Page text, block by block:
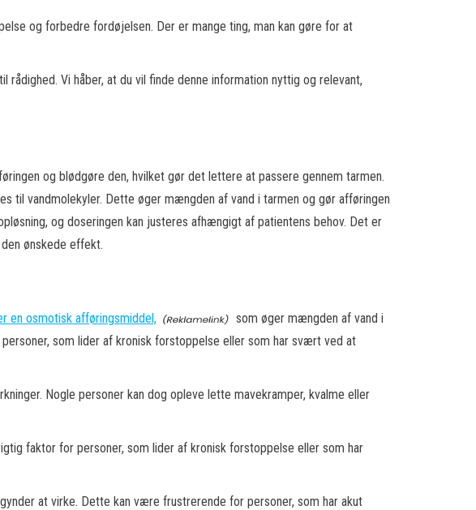
og forbedre fordøjelsen. Der er mange ting, man kan gøre for at
Vi håber, at du vil finde denne information nyttig og relevant,
og blødgøre den, hvilket gør det lettere at passere gennem tarmen.
til vandmolekyler. Dette øger mængden af vand i tarmen og gør afføringen
og doseringen kan justeres afhængigt af patientens behov. Det er
ønskede effekt.
en osmotisk afføringsmiddel,
som øger mængden af vand i
som lider af kronisk forstoppelse eller som har svært ved at
Nogle personer kan dog opleve lette mavekramper, kvalme eller
faktor for personer, som lider af kronisk forstoppelse eller som har
at virke. Dette kan være frustrerende for personer, som har akut